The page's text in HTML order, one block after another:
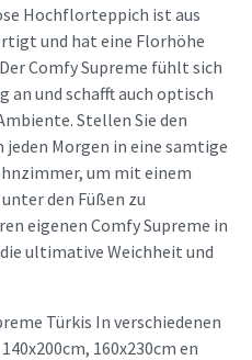
Hochflorteppich ist aus
und hat eine Florhöhe
Comfy Supreme fühlt sich
an und schafft auch optisch
Stellen Sie den
Morgen in eine samtige
um mit einem
den Füßen zu
eigenen Comfy Supreme in
ultimative Weichheit und
Türkis In verschiedenen
160x230cm en